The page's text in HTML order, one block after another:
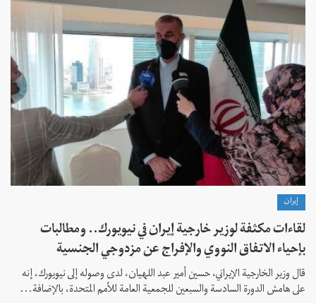
إيران
لقاءات مكثفة لوزير خارجية إيران في نيويورك.. ومطالبات
بإحياء الاتفاق النووي والإفراج عن مزدوجي الجنسية
قال وزير الخارجية الإيراني، حسين أمير عبد اللهيان، لدى وصوله إلى نيويورك، إنه
على هامش الدورة السادسة والسبعين للجمعية العامة للأمم المتحدة، بالإضافة...